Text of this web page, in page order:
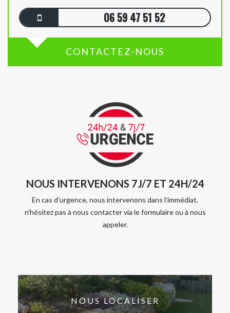
06 59 47 51 52
CONTACTEZ-NOUS
NOUS INTERVENONS 7J/7 ET 24H/24
En cas d’urgence, nous intervenons dans l’immédiat,
n’hésitez pas à nous contacter via le formulaire ou à nous
appeler.
NOUS LOCALISER